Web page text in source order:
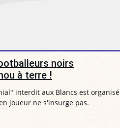
noirs
à terre !
interdit aux Blancs est organisé
joueur ne s'insurge pas.